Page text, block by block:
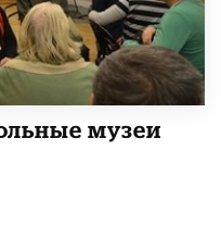
музеи